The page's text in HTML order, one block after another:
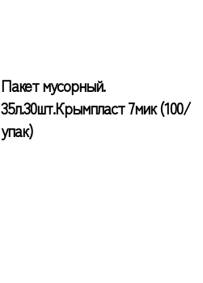
Пакет мусорный.
35л.30шт.Крымпласт 7мик (100/
упак)